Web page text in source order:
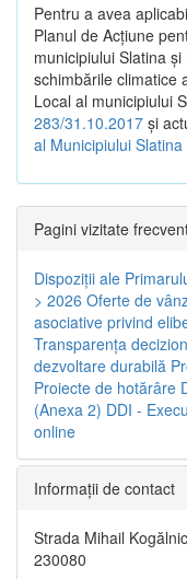
Pentru a avea
Planul de Acţiune
municipiului Slatina
schimbările climatice
Local al municipiului
283/31.10.2017 și
al Municipiului
Pagini vizitate
Dispoziţii ale
> 2026 Oferte de
asociative privind
Transparenţa
dezvoltare durabilă
Proiecte de hotărâre
(Anexa 2) DDI -
online
Informaţii de contact
Strada Mihail
230080